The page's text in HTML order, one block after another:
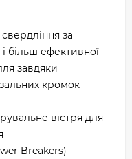
за
більш ефективної
завдяки
кромок
вістря для
Breakers)